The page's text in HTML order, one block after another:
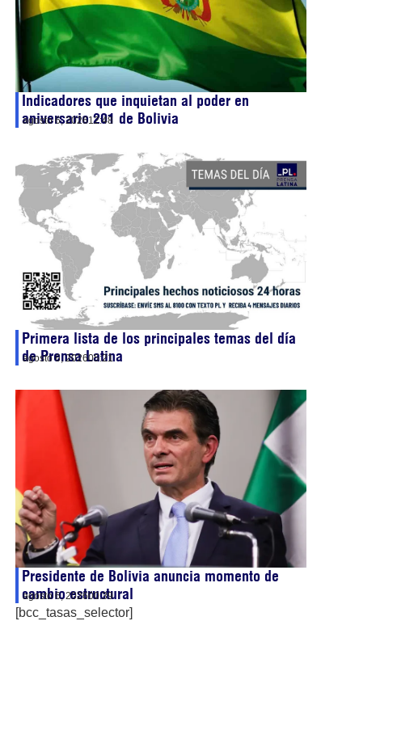
Indicadores que inquietan al poder en
aniversario 201 de Bolivia
agosto 6, 202612:48
Primera lista de los principales temas del día
de Prensa Latina
agosto 6, 202605:21
Presidente de Bolivia anuncia momento de
cambio estructural
agosto 6, 202600:39
[bcc_tasas_selector]